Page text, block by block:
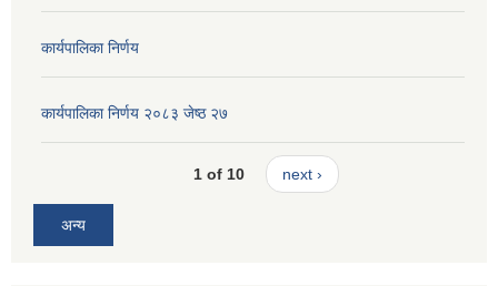
कार्यपालिका निर्णय
कार्यपालिका निर्णय २०८३ जेष्ठ २७
1 of 10 next ›
अन्य